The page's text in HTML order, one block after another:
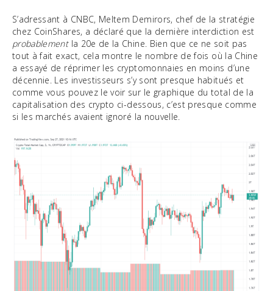
S’adressant à CNBC, Meltem Demirors, chef de la stratégie
chez CoinShares, a déclaré que la dernière interdiction est
probablement la 20e de la Chine. Bien que ce ne soit pas
tout à fait exact, cela montre le nombre de fois où la Chine
a essayé de réprimer les cryptomonnaies en moins d’une
décennie. Les investisseurs s’y sont presque habitués et
comme vous pouvez le voir sur le graphique du total de la
capitalisation des crypto ci-dessous, c’est presque comme
si les marchés avaient ignoré la nouvelle.